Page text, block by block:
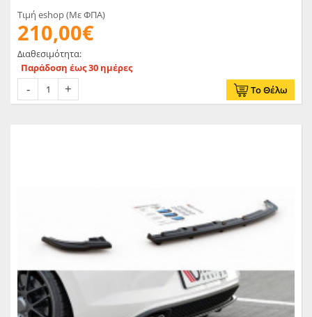
Τιμή eshop (Με ΦΠΑ)
210,00€
Διαθεσιμότητα:
Παράδοση έως 30 ημέρες
Το Θέλω